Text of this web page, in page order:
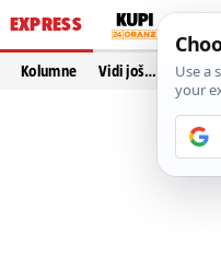
EXPRESS
Kolumne Vidi još…